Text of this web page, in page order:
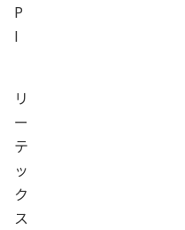
P
I
リ
ー
テ
ッ
ク
ス